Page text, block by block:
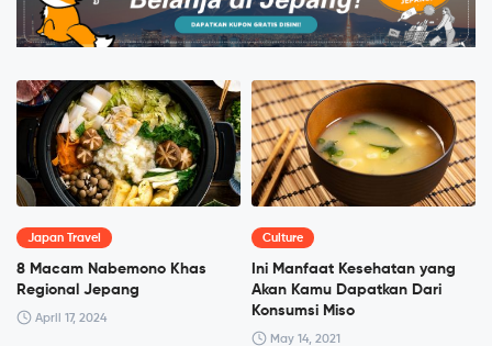
Japan Travel
8 Macam Nabemono Khas
Regional Jepang
April 17, 2024
Culture
Ini Manfaat Kesehatan yang
Akan Kamu Dapatkan Dari
Konsumsi Miso
May 14, 2021